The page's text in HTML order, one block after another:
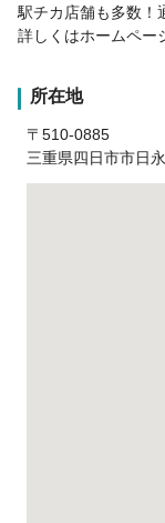
駅チカ店舗も多数！
詳しくはホームペー
所在地
〒510-0885
三重県四日市市日